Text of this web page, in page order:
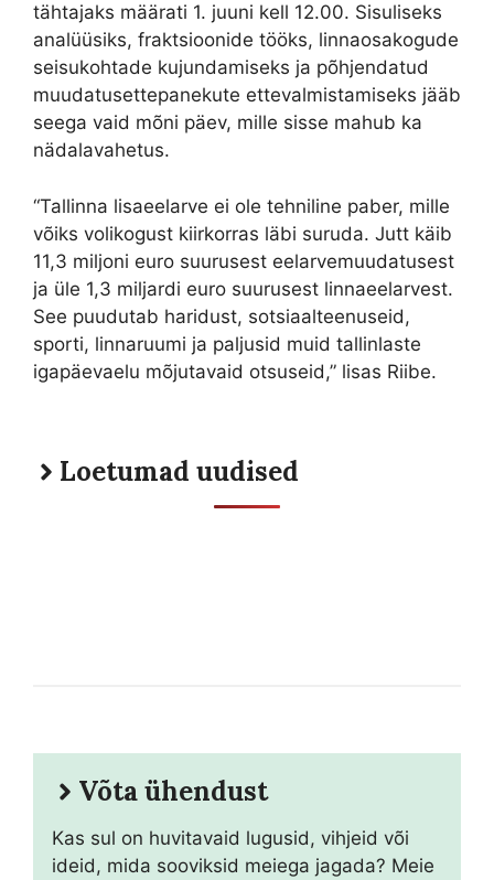
tähtajaks määrati 1. juuni kell 12.00. Sisuliseks
analüüsiks, fraktsioonide tööks, linnaosakogude
seisukohtade kujundamiseks ja põhjendatud
muudatusettepanekute ettevalmistamiseks jääb
seega vaid mõni päev, mille sisse mahub ka
nädalavahetus.
“Tallinna lisaeelarve ei ole tehniline paber, mille
võiks volikogust kiirkorras läbi suruda. Jutt käib
11,3 miljoni euro suurusest eelarvemuudatusest
ja üle 1,3 miljardi euro suurusest linnaeelarvest.
See puudutab haridust, sotsiaalteenuseid,
sporti, linnaruumi ja paljusid muid tallinlaste
igapäevaelu mõjutavaid otsuseid,” lisas Riibe.
Loetumad uudised
Võta ühendust
Kas sul on huvitavaid lugusid, vihjeid või
ideid, mida sooviksid meiega jagada? Meie